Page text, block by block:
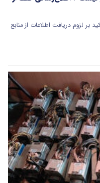
بر لزوم دریافت اطلاعات از منابع